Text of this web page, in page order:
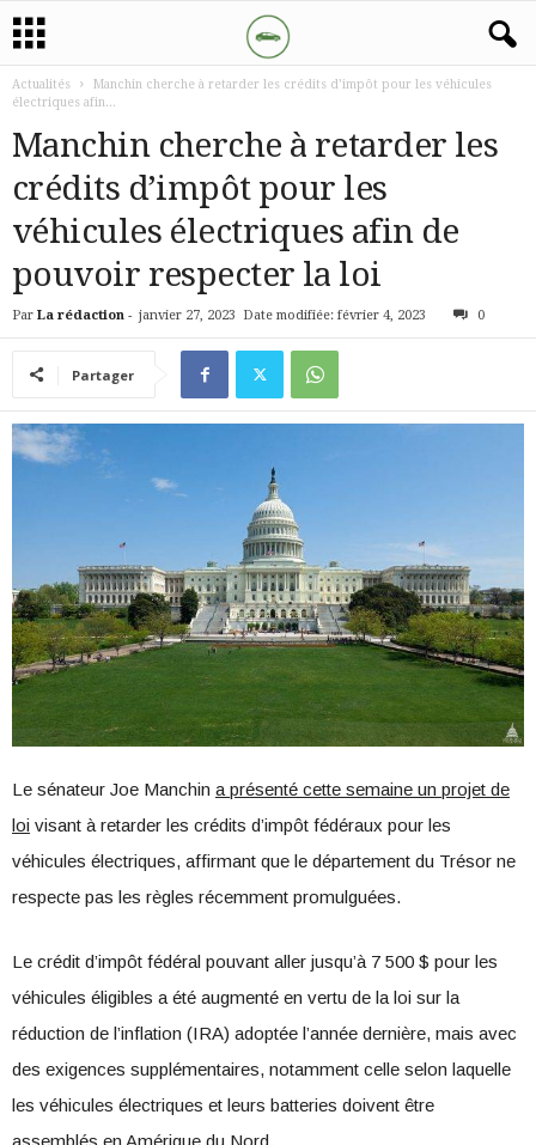
Actualités
Manchin cherche à retarder les crédits d’impôt pour les véhicules
électriques afin...
Manchin cherche à retarder les
crédits d’impôt pour les
véhicules électriques afin de
pouvoir respecter la loi
Par La rédaction - janvier 27, 2023 Date modifiée: février 4, 2023 0
Partager
Le sénateur Joe Manchin a présenté cette semaine un projet de
loi visant à retarder les crédits d’impôt fédéraux pour les
véhicules électriques, affirmant que le département du Trésor ne
respecte pas les règles récemment promulguées.
Le crédit d’impôt fédéral pouvant aller jusqu’à 7 500 $ pour les
véhicules éligibles a été augmenté en vertu de la loi sur la
réduction de l’inflation (IRA) adoptée l’année dernière, mais avec
des exigences supplémentaires, notamment celle selon laquelle
les véhicules électriques et leurs batteries doivent être